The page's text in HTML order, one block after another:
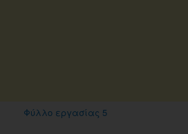
Φύλλο εργασίας 5